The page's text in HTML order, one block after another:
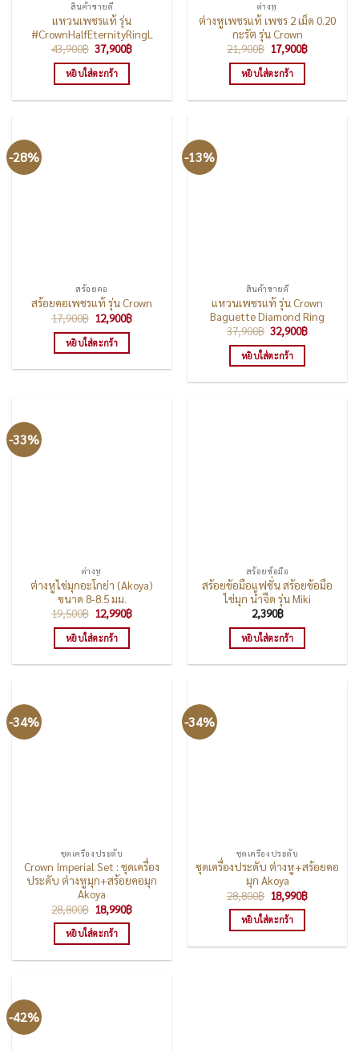
สินค้าขายดี
แหวนเพชรแท้ รุ่น
#CrownHalfEternityRingL
43,900฿ Original
price
was:
43,900฿.
37,900฿Current
หยิบใส่ตะกร้า
ต่างหู
ต่างหูเพชรแท้ เพชร 2 เม็ด 0.20
กะรัต รุ่น Crown
21,900฿ Original
price
was:
21,900฿.
17,900฿Current
หยิบใส่ตะกร้า
-28%
สร้อยคอ
สร้อยคอเพชรแท้ รุ่น Crown
17,900฿ Original
price
was:
17,900฿.
12,900฿Current
หยิบใส่ตะกร้า
-13%
สินค้าขายดี
แหวนเพชรแท้ รุ่น Crown
Baguette Diamond Ring
37,900฿ Original
price
was:
37,900฿.
32,900฿Current
หยิบใส่ตะกร้า
-33%
ต่างหู
ต่างหูไข่มุกอะโกย่า (Akoya)
ขนาด 8-8.5 มม.
19,500฿ Original
price
was:
19,500฿.
12,990฿Current
หยิบใส่ตะกร้า
สร้อยข้อมือ
สร้อยข้อมือแฟชั่น สร้อยข้อมือ
ไข่มุก น้ำจืด รุ่น Miki
2,390฿
หยิบใส่ตะกร้า
-34%
ชุดเครื่องประดับ
Crown Imperial Set : ชุดเครื่อง
ประดับ ต่างหูมุก+สร้อยคอมุก
Akoya
28,800฿ Original
price
was:
28,800฿.
18,990฿Current
หยิบใส่ตะกร้า
-34%
ชุดเครื่องประดับ
ชุดเครื่องประดับ ต่างหู+สร้อยคอ
มุก Akoya
28,800฿ Original
price
was:
28,800฿.
18,990฿Current
หยิบใส่ตะกร้า
-42%